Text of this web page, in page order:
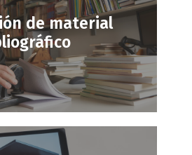
de material